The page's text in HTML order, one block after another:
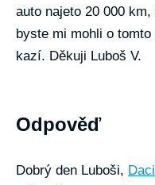
auto najeto 20 000 km,
byste mi mohli o
kazí. Děkuji Luboš V.
Odpověď
Dobrý den Luboši,